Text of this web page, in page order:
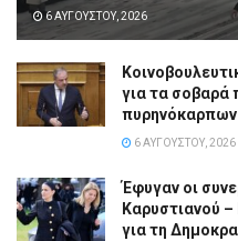
6 ΑΥΓΟΎΣΤΟΥ, 2026
για τα σοβαρά
πυρηνόκαρπων
6 ΑΥΓΟΎΣΤΟΥ, 2026
Έφυγαν οι
Καρυστιανού
για τη